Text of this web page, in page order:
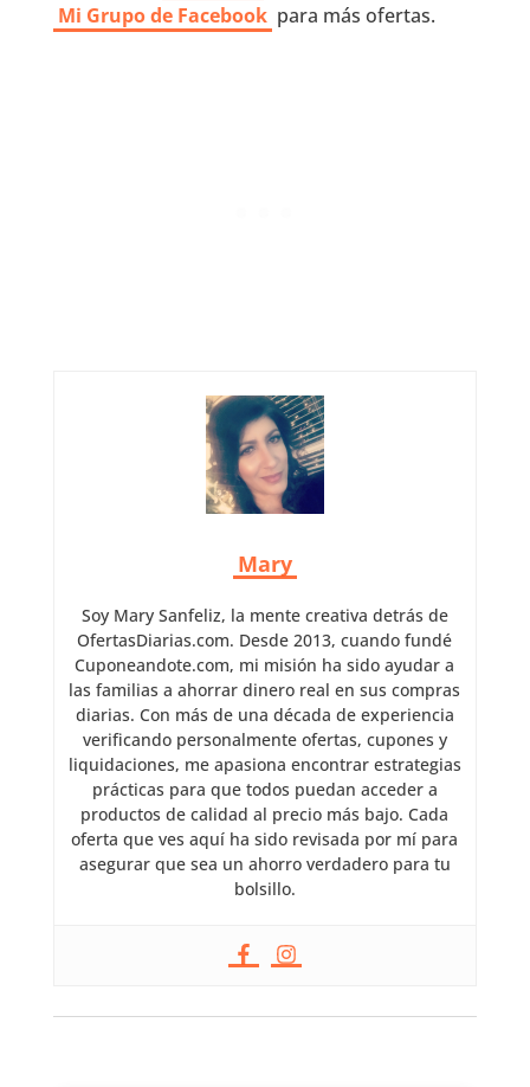
Mi Grupo de Facebook para más ofertas.
Mary
Soy Mary Sanfeliz, la mente creativa detrás de
OfertasDiarias.com. Desde 2013, cuando fundé
Cuponeandote.com, mi misión ha sido ayudar a
las familias a ahorrar dinero real en sus compras
diarias. Con más de una década de experiencia
verificando personalmente ofertas, cupones y
liquidaciones, me apasiona encontrar estrategias
prácticas para que todos puedan acceder a
productos de calidad al precio más bajo. Cada
oferta que ves aquí ha sido revisada por mí para
asegurar que sea un ahorro verdadero para tu
bolsillo.